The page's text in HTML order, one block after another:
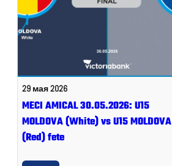
29 мая 2026
MECI AMICAL 30.05.2026: U15
MOLDOVA (White) vs U15 MOLDOVA
(Red) fete